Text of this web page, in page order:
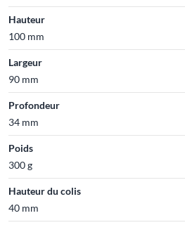
Hauteur
100 mm
Largeur
90 mm
Profondeur
34 mm
Poids
300 g
Hauteur du colis
40 mm